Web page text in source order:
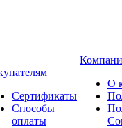
Сертификаты
Способы
оплаты
О